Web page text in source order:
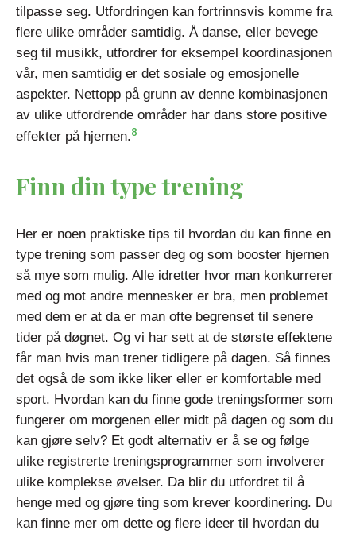
tilpasse seg. Utfordringen kan fortrinnsvis komme fra
flere ulike områder samtidig. Å danse, eller bevege
seg til musikk, utfordrer for eksempel koordinasjonen
vår, men samtidig er det sosiale og emosjonelle
aspekter. Nettopp på grunn av denne kombinasjonen
av ulike utfordrende områder har dans store positive
effekter på hjernen.8
Finn din type trening
Her er noen praktiske tips til hvordan du kan finne en
type trening som passer deg og som booster hjernen
så mye som mulig. Alle idretter hvor man konkurrerer
med og mot andre mennesker er bra, men problemet
med dem er at da er man ofte begrenset til senere
tider på døgnet. Og vi har sett at de største effektene
får man hvis man trener tidligere på dagen. Så finnes
det også de som ikke liker eller er komfortable med
sport. Hvordan kan du finne gode treningsformer som
fungerer om morgenen eller midt på dagen og som du
kan gjøre selv? Et godt alternativ er å se og følge
ulike registrerte treningsprogrammer som involverer
ulike komplekse øvelser. Da blir du utfordret til å
henge med og gjøre ting som krever koordinering. Du
kan finne mer om dette og flere ideer til hvordan du